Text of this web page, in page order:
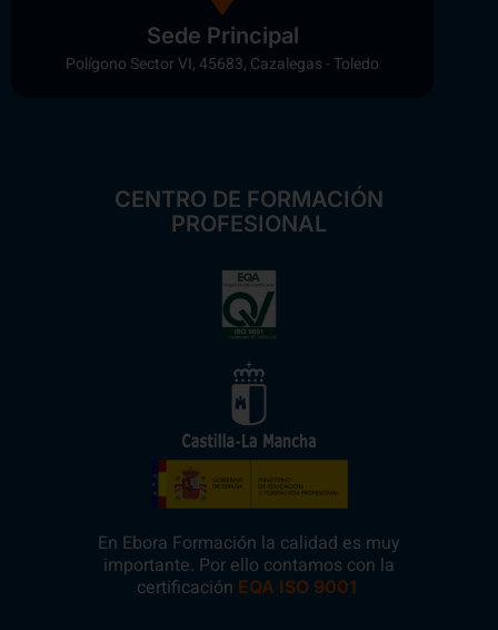
Sede Principal
Polígono Sector VI, 45683, Cazalegas - Toledo
CENTRO DE FORMACIÓN
PROFESIONAL
En Ebora Formación la calidad es muy
importante. Por ello contamos con la
certificación EQA ISO 9001